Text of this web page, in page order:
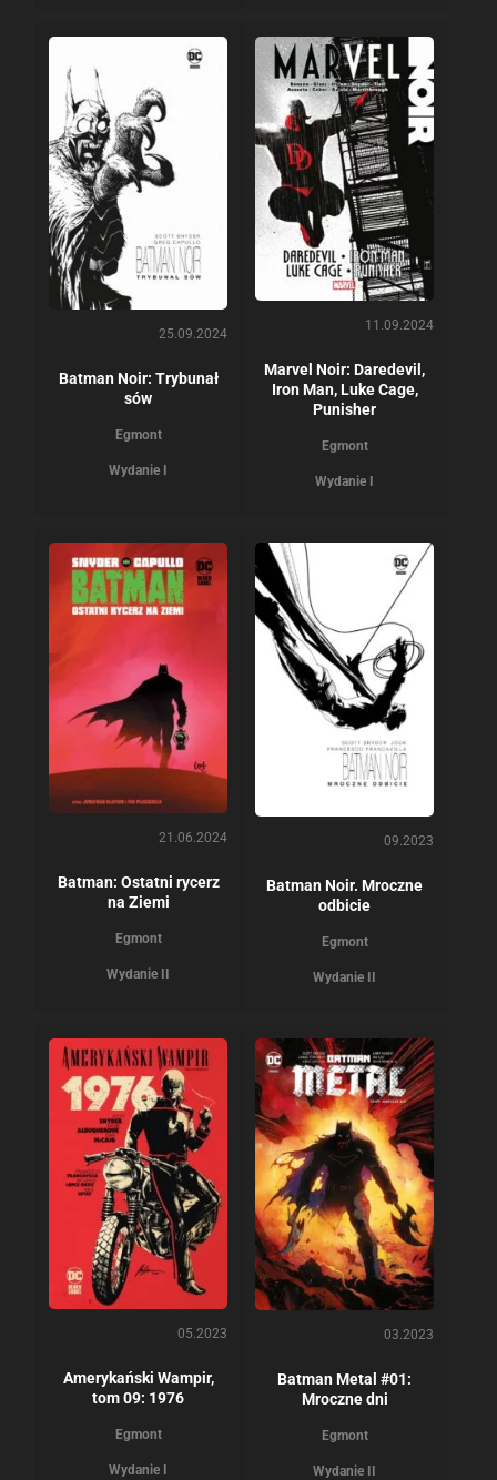
25.09.2024
Batman Noir: Trybunał
sów
Egmont
Wydanie I
11.09.2024
Marvel Noir: Daredevil,
Iron Man, Luke Cage,
Punisher
Egmont
Wydanie I
21.06.2024
Batman: Ostatni rycerz
na Ziemi
Egmont
Wydanie II
09.2023
Batman Noir. Mroczne
odbicie
Egmont
Wydanie II
05.2023
Amerykański Wampir,
tom 09: 1976
Egmont
Wydanie I
03.2023
Batman Metal #01:
Mroczne dni
Egmont
Wydanie II